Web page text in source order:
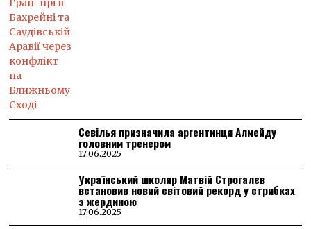
Севілья призначила аргентинця Алмейду
головним тренером
17.06.2025
Український школяр Матвій Строгалєв
встановив новий світовий рекорд у стрибках
з жердиною
17.06.2025